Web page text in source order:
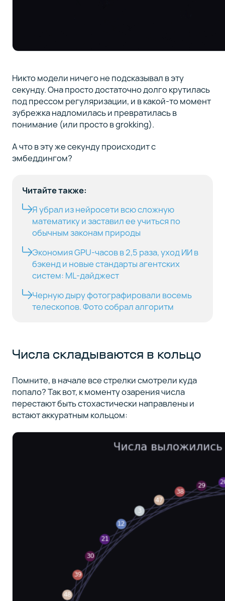
Никто модели ничего не подсказывал в эту
секунду. Она просто достаточно долго крутилась
под прессом регуляризации, и в какой-то момент
зубрежка надломилась и превратилась в
понимание (или просто в grokking).
А что в эту же секунду происходит с
эмбеддингом?
Читайте также:
Я убрал из нейросети всю сложную
математику и заставил ее учиться по
обычным законам природы
Экономия GPU-часов в 2,5 раза, уход ИИ в
бэкенд и новые стандарты агентских
систем: ML-дайджест
Черную дыру фотографировали восемь
телескопов. Фото собрал алгоритм
Числа складываются в кольцо
Помните, в начале все стрелки смотрели куда
попало? Так вот, к моменту озарения числа
перестают быть стохастически направлены и
встают аккуратным кольцом: